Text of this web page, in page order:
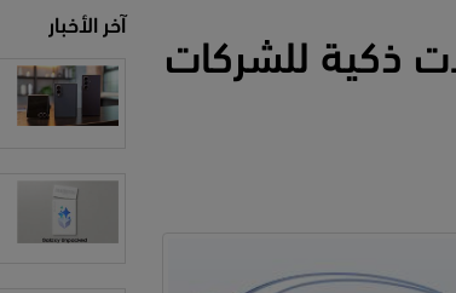
ذكية للشركات آخر الأخبار